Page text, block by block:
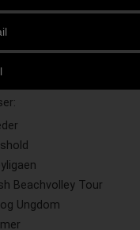
Beachvolley Tour
Ungdom